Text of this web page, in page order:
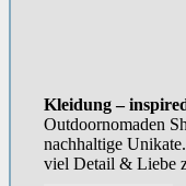
Kleidung –
Outdoornomaden
nachhaltige
viel Detail & Liebe